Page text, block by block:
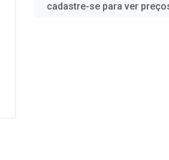
cadastre-se para ver